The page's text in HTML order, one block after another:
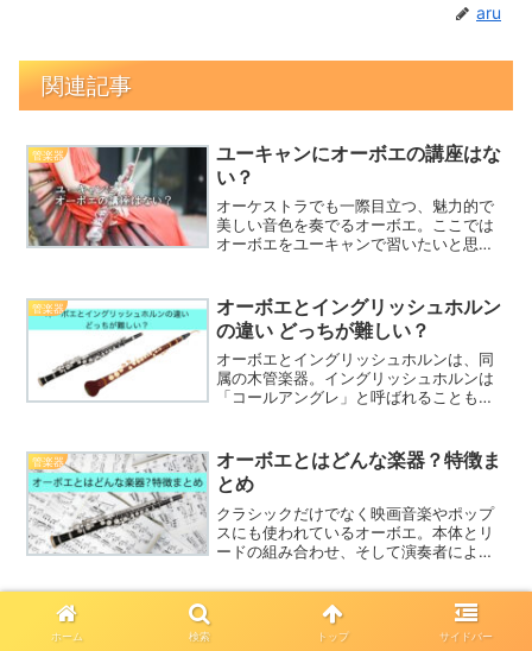
aru
関連記事
管楽器
ユーキャンにオーボエの講座はな
い？
オーケストラでも一際目立つ、魅力的で
美しい音色を奏でるオーボエ。ここでは
オーボエをユーキャンで習いたいと思っ
管楽器
オーボエとイングリッシュホルン
の違い どっちが難しい？
オーボエとイングリッシュホルンは、同
属の木管楽器。イングリッシュホルンは
「コールアングレ」と呼ばれることもあ
たことがあるでしょう。両者ともに、ダ
ブルリードを使用する木...
管楽器
オーボエとはどんな楽器？特徴ま
とめ
クラシックだけでなく映画音楽やポップ
スにも使われているオーボエ。本体とリ
ードの組み合わせ、そして演奏者によっ
本体はどの様になっているか？リードっ
て何？音程をコントロールするのが難し
いとのウワサ。実際はどうなのでしょう
か？オーボエの特徴や、演奏方法をまと
管楽器
サックスでノリのいい曲は？吹き
たい名曲8選｜洋楽・邦楽問わず
ホーム 検索 トップ サイドバー